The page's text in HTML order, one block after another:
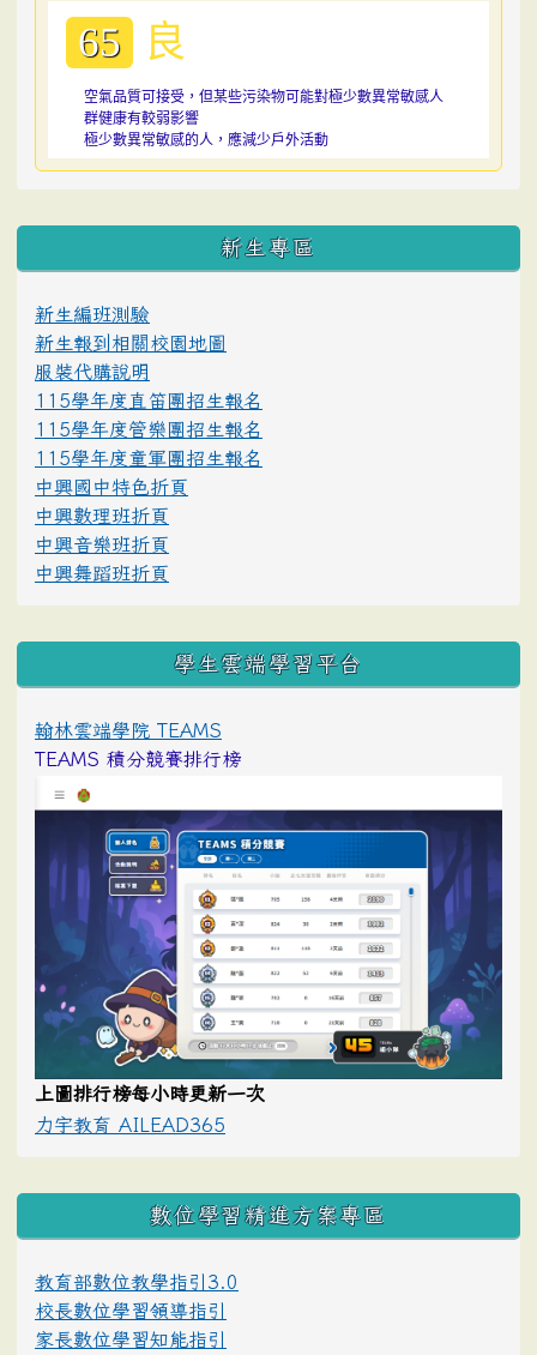
65 良
空氣品質可接受，但某些污染物可能對極少數異常敏感人
群健康有較弱影響
極少數異常敏感的人，應減少戶外活動
:::
新生專區
新生編班測驗
新生報到相關校園地圖
服裝代購說明
115學年度直笛團招生報名
115學年度管樂團招生報名
115學年度童軍團招生報名
中興國中特色折頁
中興數理班折頁
中興音樂班折頁
中興舞蹈班折頁
學生雲端學習平台
翰林雲端學院 TEAMS
TEAMS 積分競賽排行榜
上圖排行榜每小時更新一次
力宇教育 AILEAD365
數位學習精進方案專區
教育部數位教學指引3.0
校長數位學習領導指引
家長數位學習知能指引